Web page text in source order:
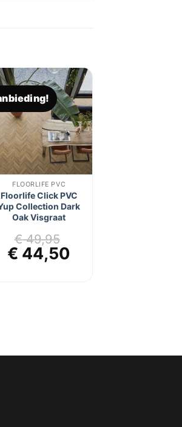
Toevoegen
aan
verlanglijst
FLOORLIFE PVC
Floorlife Click PVC
Collection Dark
Oak Visgraat
€49,95
Oorspronkelijke
€ 44,50